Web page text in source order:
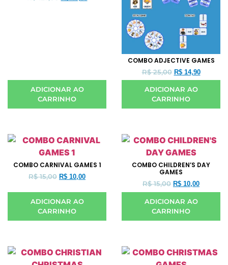
ADICIONAR AO
CARRINHO
COMBO ADJECTIVE GAMES
R$25,00 R$14,90
ADICIONAR AO
CARRINHO
COMBO CARNIVAL GAMES 1
R$15,00 R$ 10,00
ADICIONAR AO
CARRINHO
COMBO CHILDREN’S DAY
GAMES
R$15,00 R$ 10,00
ADICIONAR AO
CARRINHO